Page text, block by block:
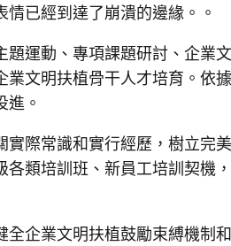
已經到達了崩潰的邊緣。。
運動、專項課題研討、企業
文明扶植骨干人才培育。依
。
際常識和實行經歷，樹立完
類培訓班、新員工培訓契機
企業文明扶植鼓勵束縛機制